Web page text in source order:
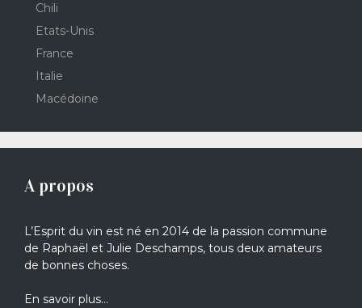
Chili
Etats-Unis
France
Italie
Macédoine
A propos
L’Esprit du vin est né en 2014 de la passion commune
de Raphaël et Julie Deschamps, tous deux amateurs
de bonnes choses.
En savoir plus…